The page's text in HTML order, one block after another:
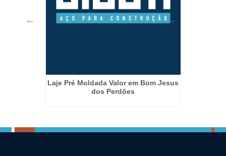
Laje Pré Moldada Valor em Bom Jesus
dos Perdões